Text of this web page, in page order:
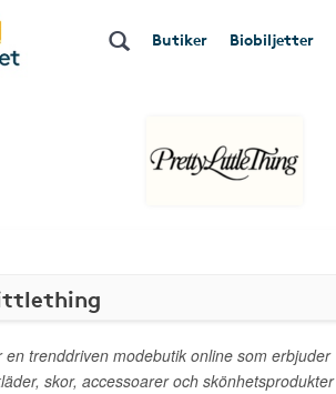
Butiker Biobiljetter
en trenddriven modebutik online som erbjuder
skor, accessoarer och skönhetsprodukter